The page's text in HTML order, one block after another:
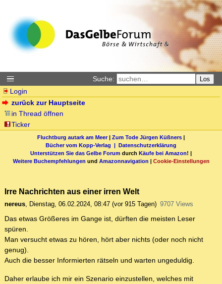
Suche: Los
Login
zurück zur Hauptseite
in Thread öffnen
Ticker
Fluchtburg autark am Meer| Zum Tode Jürgen Küßners |
Bücher vom Kopp-Verlag | Datenschutzerklärung
Unterstützen Sie das Gelbe Forum durch Käufe bei Amazon! |
Weitere Buchempfehlungen und Amazonnavigation | Cookie-Einstellungen
Irre Nachrichten aus einer irren Welt
nereus, Dienstag, 06.02.2024, 08:47 (vor 915 Tagen) 9707 Views
Das etwas Größeres im Gange ist, dürften die meisten Leser
spüren.
Man versucht etwas zu hören, hört aber nichts (oder noch nicht
genug).
Auch die besser Informierten rätseln und warten ungeduldig.
Daher erlaube ich mir ein Szenario einzustellen, welches mit